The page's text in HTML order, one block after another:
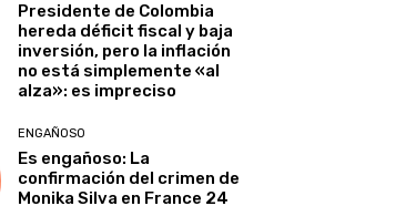
Presidente de Colombia
hereda déficit fiscal y baja
inversión, pero la inflación
no está simplemente «al
alza»: es impreciso
ENGAÑOSO
Es engañoso: La
confirmación del crimen de
Monika Silva en France 24